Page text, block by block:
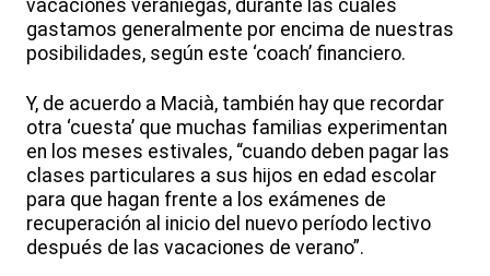
vacaciones veraniegas, durante las cuales
gastamos generalmente por encima de nuestras
posibilidades, según este ‘coach’ financiero.
Y, de acuerdo a Macià, también hay que recordar
otra ‘cuesta’ que muchas familias experimentan
en los meses estivales, “cuando deben pagar las
clases particulares a sus hijos en edad escolar
para que hagan frente a los exámenes de
recuperación al inicio del nuevo período lectivo
después de las vacaciones de verano”.